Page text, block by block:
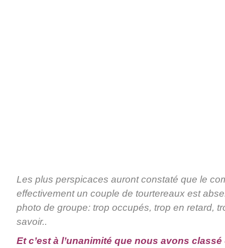
Les plus perspicaces auront constaté que le
effectivement un couple de tourtereaux est
photo de groupe: trop occupés, trop en retard,
savoir..
Et c’est à l’unanimité que nous avons